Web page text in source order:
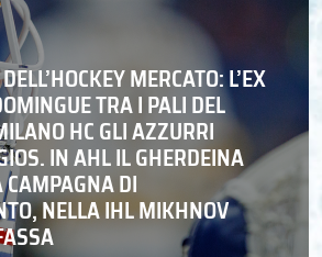
MERCATO: L’EX
TRA I PALI DEL
HC GLI AZZURRI
IN AHL IL GHERDEINA
CAMPAGNA DI
NELLA IHL MIKHNOV